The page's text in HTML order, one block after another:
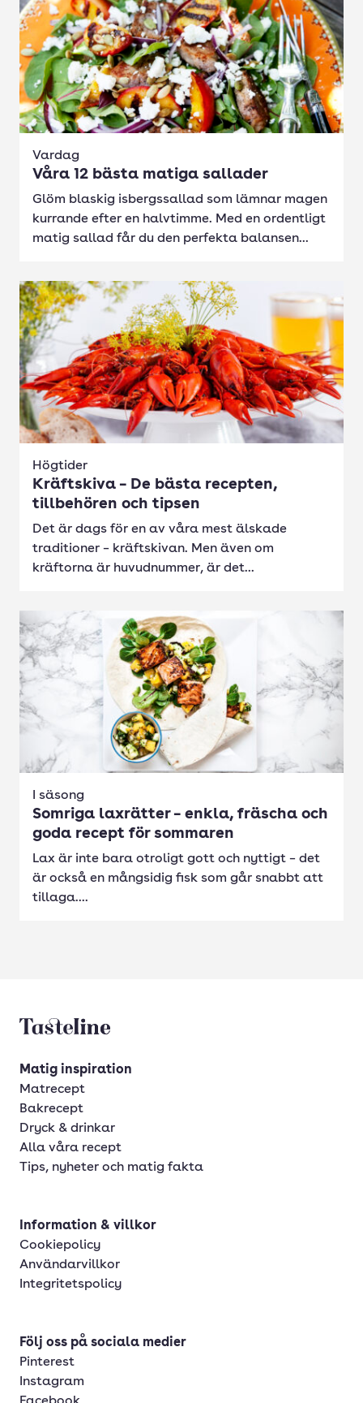
Vardag
Våra 12 bästa matiga sallader
Glöm blaskig isbergssallad som lämnar magen
kurrande efter en halvtimme. Med en ordentligt
matig sallad får du den perfekta balansen...
Högtider
Kräftskiva – De bästa recepten,
tillbehören och tipsen
Det är dags för en av våra mest älskade
traditioner – kräftskivan. Men även om
kräftorna är huvudnummer, är det...
I säsong
Somriga laxrätter – enkla, fräscha och
goda recept för sommaren
Lax är inte bara otroligt gott och nyttigt – det
är också en mångsidig fisk som går snabbt att
tillaga....
Tasteline startsida
Matig inspiration
Matrecept
Bakrecept
Dryck & drinkar
Alla våra recept
Tips, nyheter och matig fakta
Information & villkor
Cookiepolicy
Användarvillkor
Integritetspolicy
Följ oss på sociala medier
Pinterest
Instagram